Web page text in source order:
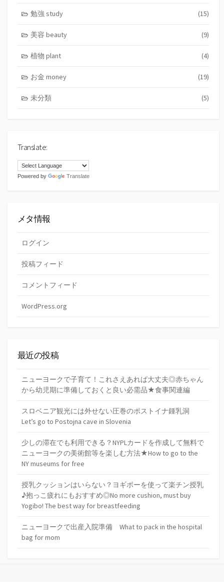
勉強 study (15)
美容 beauty (9)
植物 plant (4)
お金 money (19)
未分類 (5)
Translate:
Powered by Translate
メタ情報
ログイン
投稿フィード
コメントフィード
WordPress.org
最近の投稿
ニューヨークで子育て！これさえあれば大丈夫◎赤ちゃん
から幼児期に準備しておくと良い必需品★食事関連編
スロベニア観光には外せない圧巻のポストイナ鍾乳洞
Let’s go to Postojna cave in Slovenia
少しの滞在でも利用できる？NYPLカードを作成して無料で
ニューヨークの美術館等を楽しむ方法★How to go to the
NY museums for free
授乳クッションはいらない？ヨギボーを使って楽チン授乳
♪抱っこ疲れにもおすすめ◎No more cushion, must buy
Yogibo! The best way for breastfeeding
ニューヨークで出産入院準備 What to pack in the hospital
bag for mom